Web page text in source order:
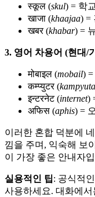
स्कूल (skul) = 학
खाजा (khaajaa) =
खबर (khabar) =
3. 영어 차용어 (현대/
मोबाइल (mobail)
कम्प्युटर (
इन्टरनेट (internet)
अफिस (aphis) =
이러한 혼합 덕분에
낌을 주며, 익숙해 보
이 가장 좋은 안내자
실용적인 팁: 공식적
사용하세요. 대화에